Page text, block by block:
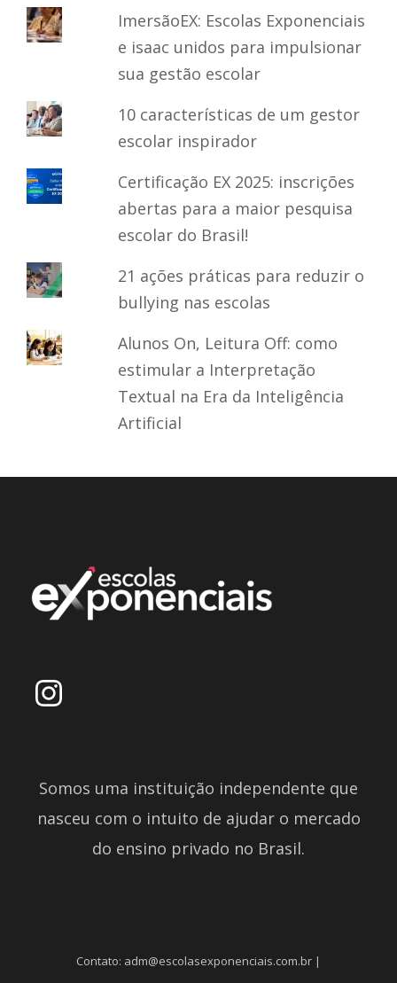
ImersãoEX: Escolas Exponenciais
e isaac unidos para impulsionar
sua gestão escolar
10 características de um gestor
escolar inspirador
Certificação EX 2025: inscrições
abertas para a maior pesquisa
escolar do Brasil!
21 ações práticas para reduzir o
bullying nas escolas
Alunos On, Leitura Off: como
estimular a Interpretação
Textual na Era da Inteligência
Artificial
Somos uma instituição independente que
nasceu com o intuito de ajudar o mercado
do ensino privado no Brasil.
Contato: adm@escolasexponenciais.com.br |